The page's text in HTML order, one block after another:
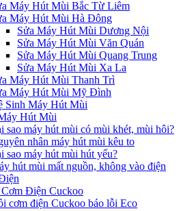
Máy Hút Mùi Bắc Từ Liêm
Máy Hút Mùi Hà Đông
Sửa Máy Hút Mùi Dương Nội
Sửa Máy Hút Mùi Văn Quán
Sửa Máy Hút Mùi Quang Trung
Sửa Máy Hút Mùi Xa La
Máy Hút Mùi Thanh Trì
Máy Hút Mùi Mỹ Đình
Sinh Máy Hút Mùi
Hút Mùi
sao máy hút mùi có mùi khét, mùi hôi?
nhân máy hút mùi kêu to
sao máy hút mùi hút yếu?
hút mùi mất nguồn, không vào điện
Điện Cuckoo
cơm điện Cuckoo báo lỗi Eco